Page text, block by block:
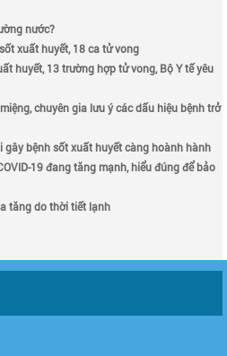
nước?
xuất huyết, 18 ca tử vong
huyết, 13 trường hợp tử vong, Bộ Y tế yêu
chuyên gia lưu ý các dấu hiệu bệnh trở
gây bệnh sốt xuất huyết càng hoành hành
19 đang tăng mạnh, hiểu đúng để bảo
tăng do thời tiết lạnh